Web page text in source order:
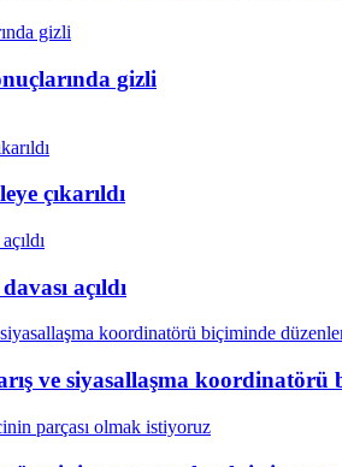
gizli
çıkarıldı
açıldı
ve siyasallaşma koordinatörü